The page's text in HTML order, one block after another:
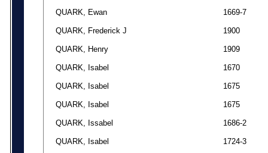
QUARK, Ewan 1669-7
QUARK, Frederick J 1900
QUARK, Henry 1909
QUARK, Isabel 1670
QUARK, Isabel 1675
QUARK, Isabel 1675
QUARK, Issabel 1686-2
QUARK, Isabel 1724-3